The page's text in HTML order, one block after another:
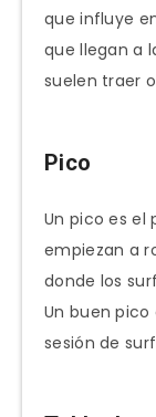
que influye
que llegan a
suelen traer
Pico
Un pico es el
empiezan a
donde los
Un buen
sesión de